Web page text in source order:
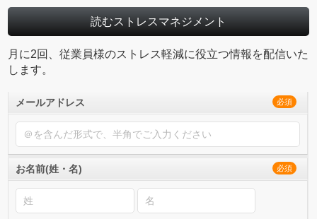
読むストレスマネジメント
月に2回、従業員様のストレス軽減に役立つ情報を配信いた
します。
メールアドレス 必須
お名前(姓・名) 必須